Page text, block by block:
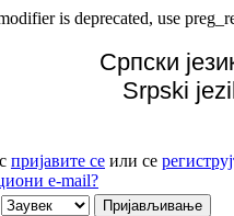
is deprecated, use
Српски
Srpski
пријавите се или се
e-mail?